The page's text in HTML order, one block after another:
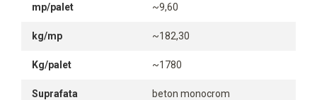
mp/palet ~9,60
kg/mp ~182,30
Kg/palet ~1780
Suprafata beton monocrom